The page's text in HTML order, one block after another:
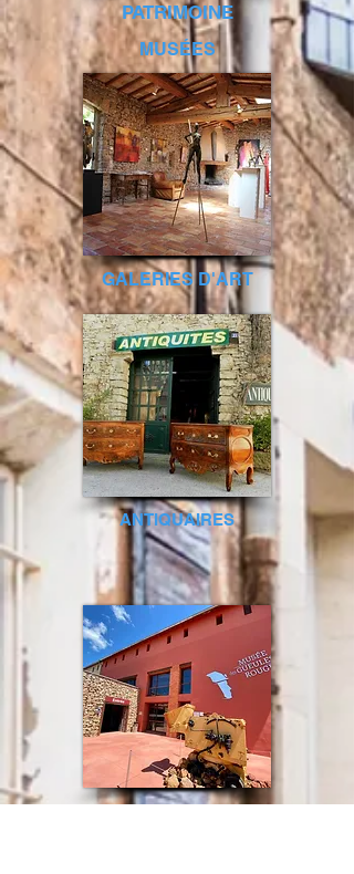
PATRIMOINE
MUSÉES
GALERIES D'ART
ANTIQUAIRES